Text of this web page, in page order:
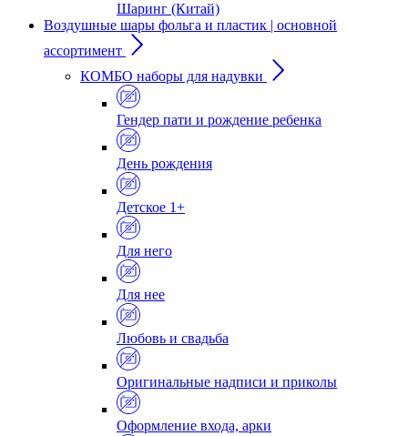
Шаринг (Китай)
Воздушные шары фольга и пластик | основной
ассортимент
КОМБО наборы для надувки
Гендер пати и рождение ребенка
День рождения
Детское 1+
Для него
Для нее
Любовь и свадьба
Оригинальные надписи и приколы
Оформление входа, арки